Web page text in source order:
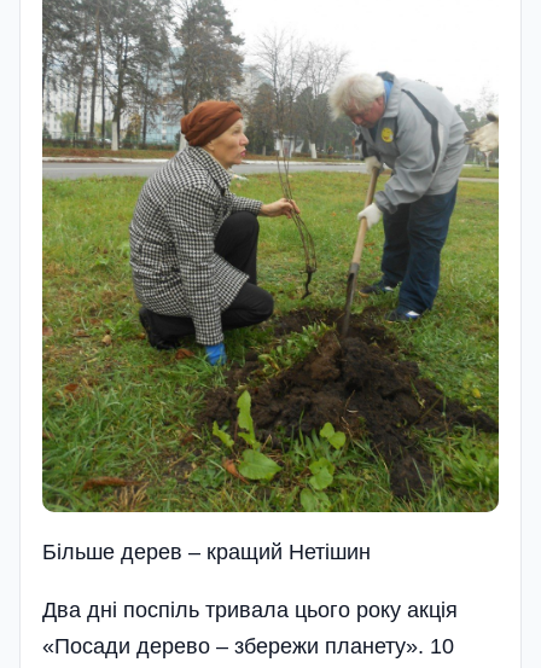
Бiльше дерев – кращий Нетiшин
Два дні поспіль тривала цього року акція
«Посади дерево – збережи планету». 10